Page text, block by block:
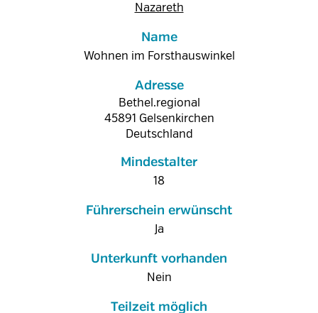
Nazareth
Name
Wohnen im Forsthauswinkel
Adresse
Bethel.regional
45891 Gelsenkirchen
Deutschland
Mindestalter
18
Führerschein erwünscht
Ja
Unterkunft vorhanden
Nein
Teilzeit möglich